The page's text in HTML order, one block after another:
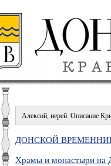
Алексий, иерей. Описание
ДОНСКОЙ
Храмы и монастыри на